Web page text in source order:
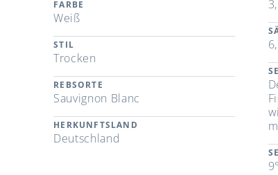
FARBE
Weiß
STIL
Trocken
REBSORTE
Sauvignon Blanc
HERKUNFTSLAND
Deutschland